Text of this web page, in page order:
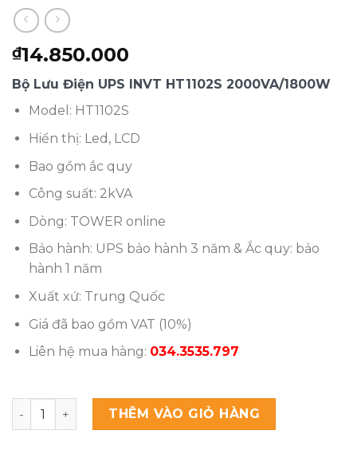
₫14.850.000
Bộ Lưu Điện UPS INVT HT1102S 2000VA/1800W
Model: HT1102S
Hiển thị: Led, LCD
Bao gồm ắc quy
Công suất: 2kVA
Dòng: TOWER online
Bảo hành: UPS bảo hành 3 năm & Ắc quy: bảo
hành 1 năm
Xuất xứ: Trung Quốc
Giá đã bao gồm VAT (10%)
Liên hệ mua hàng: 034.3535.797
Bộ Lưu Điện UPS INVT HT1102S 2000VA/1800W số lượng
THÊM VÀO GIỎ HÀNG